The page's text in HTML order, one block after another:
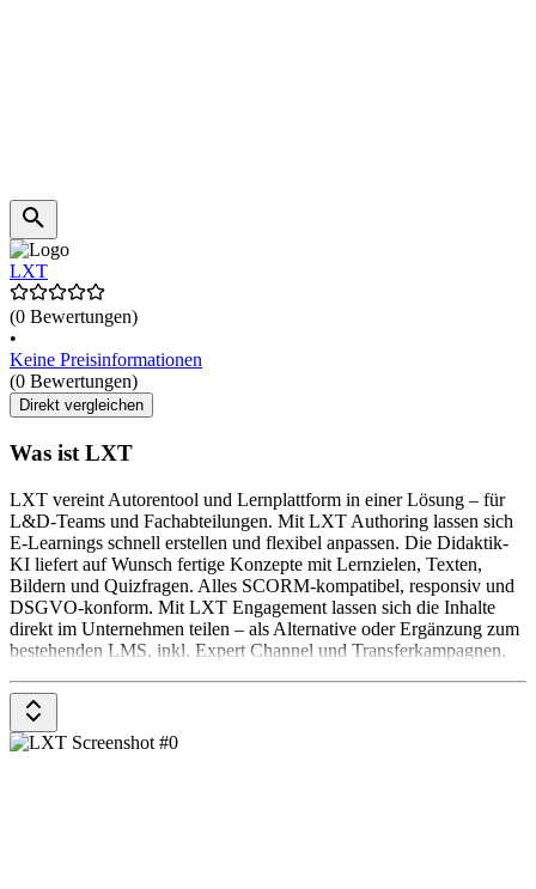
LXT
(0 Bewertungen)
•
Keine Preisinformationen
(0 Bewertungen)
Direkt vergleichen
Was ist LXT
LXT vereint Autorentool und Lernplattform in einer Lösung – für
L&D-Teams und Fachabteilungen. Mit LXT Authoring lassen sich
E-Learnings schnell erstellen und flexibel anpassen. Die Didaktik-
KI liefert auf Wunsch fertige Konzepte mit Lernzielen, Texten,
Bildern und Quizfragen. Alles SCORM-kompatibel, responsiv und
DSGVO-konform. Mit LXT Engagement lassen sich die Inhalte
direkt im Unternehmen teilen – als Alternative oder Ergänzung zum
bestehenden LMS, inkl. Expert Channel und Transferkampagnen.